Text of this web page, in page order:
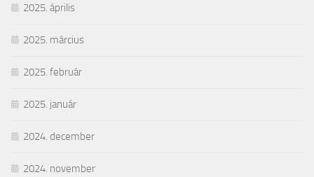
2025. április
2025. március
2025. február
2025. január
2024. december
2024. november